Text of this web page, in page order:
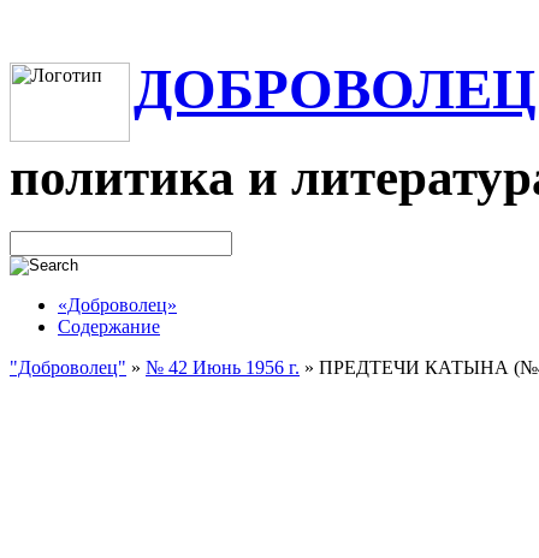
ДОБРОВОЛЕЦ
политика и
«Доброволец»
Содержание
"Доброволец" » № 42 Июнь 1956 г. » ПРЕДТЕЧИ КАТЫНА